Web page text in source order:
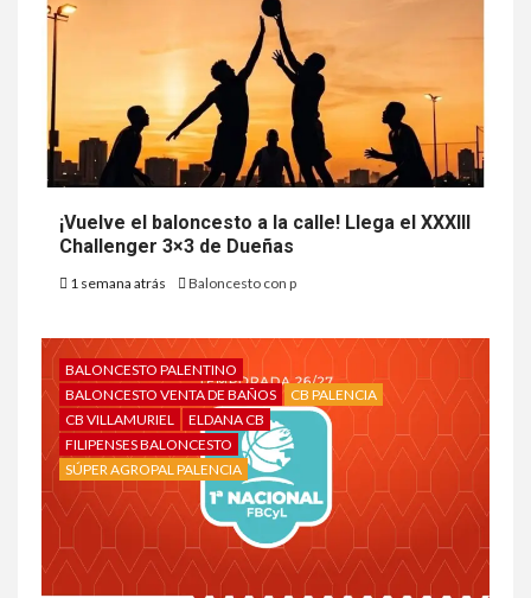
¡Vuelve el baloncesto a la calle! Llega el XXXIII
Challenger 3×3 de Dueñas
1 semana atrás Baloncesto con p
BALONCESTO PALENTINO
BALONCESTO VENTA DE BAÑOS
CB PALENCIA
CB VILLAMURIEL
ELDANA CB
FILIPENSES BALONCESTO
SÚPER AGROPAL PALENCIA